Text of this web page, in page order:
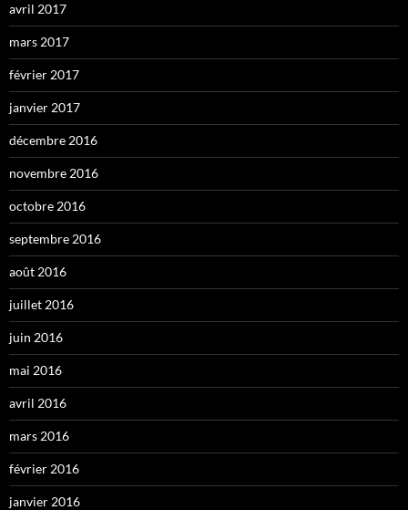
avril 2017
mars 2017
février 2017
janvier 2017
décembre 2016
novembre 2016
octobre 2016
septembre 2016
août 2016
juillet 2016
juin 2016
mai 2016
avril 2016
mars 2016
février 2016
janvier 2016